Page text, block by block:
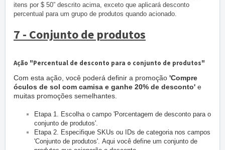
itens por $ 50” descrito acima, exceto que aplicará desconto
percentual para um grupo de produtos quando acionado.
7 - Conjunto de produtos
Ação "Percentual de desconto para o conjunto de produtos"
Com esta ação, você poderá definir a promoção 'Compre
óculos de sol com camisa e ganhe 20% de desconto' e
muitas promoções semelhantes.
Etapa 1. Escolha o campo 'Porcentagem de desconto para o
conjunto de produtos'.
Etapa 2. Especifique SKUs ou IDs de categoria nos campos
'Conjunto de produtos'. Aqui você define um conjunto de